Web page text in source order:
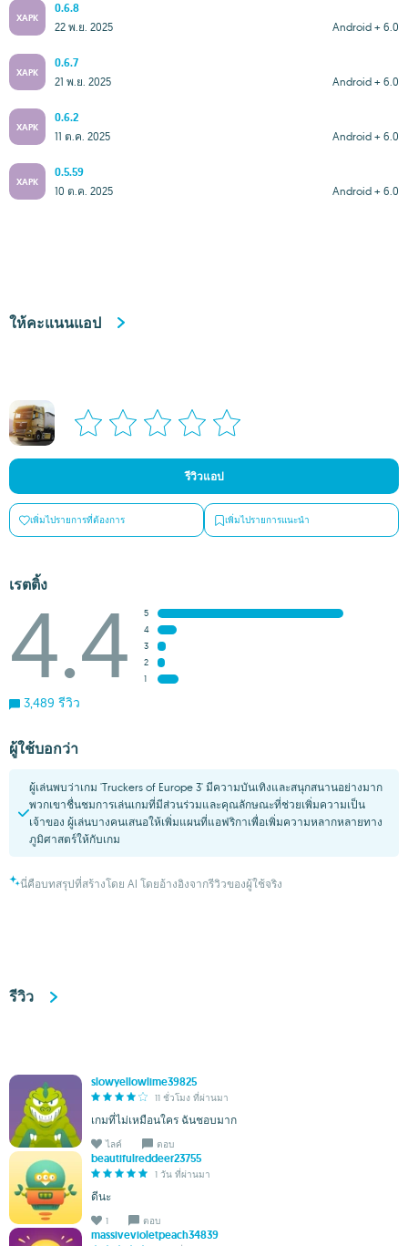
XAPK
0.6.8
Android + 6.0
22 พ.ย. 2025
XAPK
0.6.7
Android + 6.0
21 พ.ย. 2025
XAPK
0.6.2
Android + 6.0
11 ต.ค. 2025
XAPK
0.5.59
Android + 6.0
10 ต.ค. 2025
ให้คะแนนแอป
รีวิวแอป
เพิ่มไปรายการที่ต้องการ เพิ่มไปรายการแนะนำ
เรตติ้ง
4.4
5
4
3
2
1
3,489 รีวิว
ผู้ใช้บอกว่า
ผู้เล่นพบว่าเกม 'Truckers of Europe 3' มีความบันเทิงและสนุกสนานอย่างมาก
พวกเขาชื่นชมการเล่นเกมที่มีส่วนร่วมและคุณลักษณะที่ช่วยเพิ่มความเป็น
เจ้าของ ผู้เล่นบางคนเสนอให้เพิ่มแผนที่แอฟริกาเพื่อเพิ่มความหลากหลายทาง
ภูมิศาสตร์ให้กับเกม
นี่คือบทสรุปที่สร้างโดย AI โดยอ้างอิงจากรีวิวของผู้ใช้จริง
รีวิว
slowyellowlime39825
11 ชั่วโมง ที่ผ่านมา
เกมที่ไม่เหมือนใคร ฉันชอบมาก
ไลค์ ตอบ
beautifulreddeer23755
1 วัน ที่ผ่านมา
ดีนะ
1 ตอบ
massivevioletpeach34839